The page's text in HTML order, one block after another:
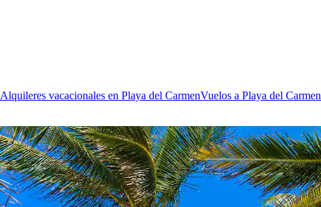
Alquileres vacacionales en Playa del CarmenVuelos a Playa del Carmen